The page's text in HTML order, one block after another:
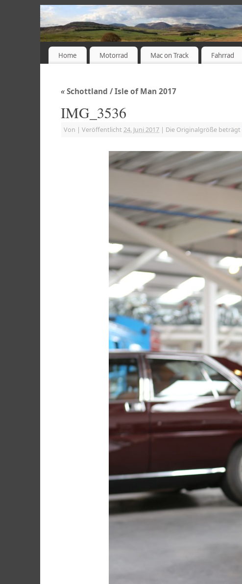
Home Motorrad Mac on Track Fahrrad
«Schottland / Isle of Man 2017
IMG_3536
Von | Veröffentlicht 24. Juni 2017 | Die Originalgröße beträgt